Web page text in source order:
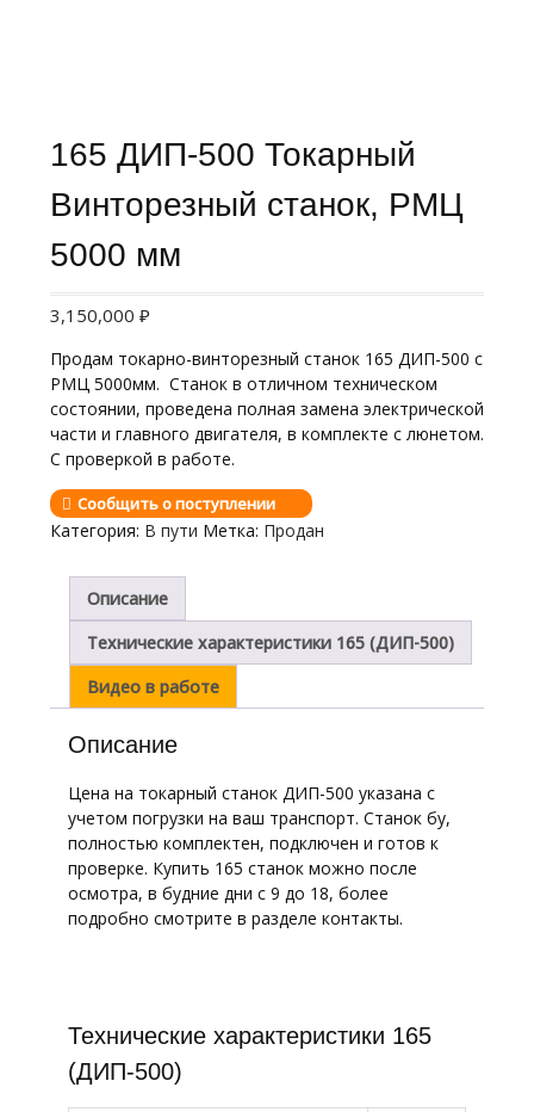
165 ДИП-500 Токарный
Винторезный станок, РМЦ
5000 мм
3,150,000 ₽
Продам токарно-винторезный станок 165 ДИП-500 с
РМЦ 5000мм. Станок в отличном техническом
состоянии, проведена полная замена электрической
части и главного двигателя, в комплекте с люнетом.
С проверкой в работе.
Сообщить о поступлении
Категория: В пути Метка: Продан
Описание
Технические характеристики 165 (ДИП-500)
Видео в работе
Описание
Цена на токарный станок ДИП-500 указана с
учетом погрузки на ваш транспорт. Станок бу,
полностью комплектен, подключен и готов к
проверке. Купить 165 станок можно после
осмотра, в будние дни с 9 до 18, более
подробно смотрите в разделе контакты.
Технические характеристики 165
(ДИП-500)